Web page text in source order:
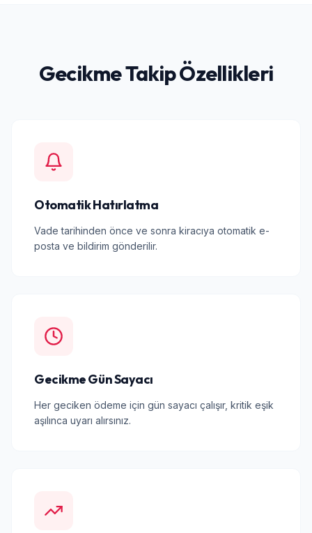
Gecikme Takip Özellikleri
Otomatik Hatırlatma
Vade tarihinden önce ve sonra kiracıya otomatik e-
posta ve bildirim gönderilir.
Gecikme Gün Sayacı
Her geciken ödeme için gün sayacı çalışır, kritik eşik
aşılınca uyarı alırsınız.